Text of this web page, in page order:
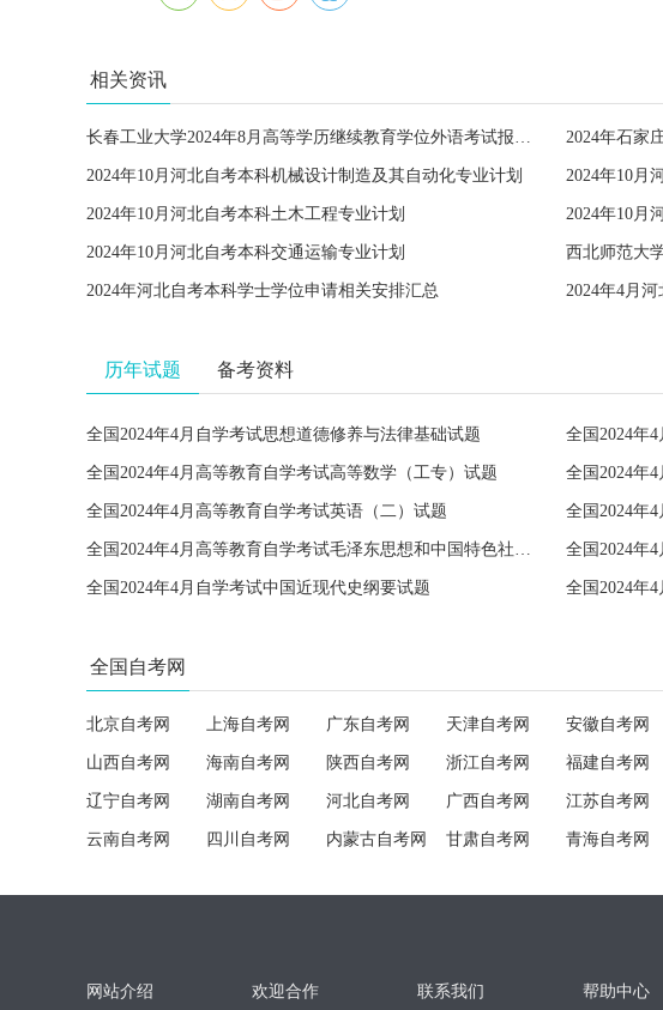
相关资讯
长春工业大学2024年8月高等学历继续教育学位外语考试报名的通知 2024年石家
2024年10月河北自考本科机械设计制造及其自动化专业计划 2024年10月
2024年10月河北自考本科土木工程专业计划 2024年10月
2024年10月河北自考本科交通运输专业计划
2024年河北自考本科学士学位申请相关安排汇总 2024年4月
历年试题 备考资料
全国2024年4月自学考试思想道德修养与法律基础试题
全国2024年4月高等教育自学考试高等数学（工专）试题 全国2024年
全国2024年4月高等教育自学考试英语（二）试题 全国2024年
全国2024年4月高等教育自学考试毛泽东思想和中国特色社会主义理论体系概论试题 全国2024年
全国2024年4月自学考试中国近现代史纲要试题 全国2024年
全国自考网
北京自考网 上海自考网 广东自考网 天津自考网 安徽自考网
山西自考网 海南自考网 陕西自考网 浙江自考网 福建自考网
辽宁自考网 湖南自考网 河北自考网 广西自考网 江苏自考网
云南自考网 四川自考网 内蒙古自考网 甘肃自考网 青海自考网
网站介绍 欢迎合作 联系我们 帮助中心